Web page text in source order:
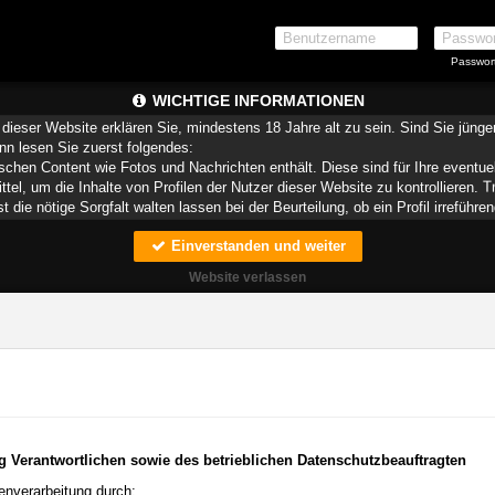
WICHTIGE INFORMATIONEN
Website erklären Sie, mindestens 18 Jahre alt zu sein. Sind Sie
lesen Sie zuerst folgendes:
Content wie Fotos und Nachrichten enthält. Diese sind für Ihre
um die Inhalte von Profilen der Nutzer dieser Website zu kontrollieren.
nötige Sorgfalt walten lassen bei der Beurteilung, ob ein Profil
die zusammen mit den eigentlich angeforderten Daten aus dem
Sie wissen schließlich nie, ob diese gute oder schlechte
Kommunizieren Sie daher über diese Website immer
dienen lediglich dem Austausch von Nachrichten; physische
die einen Filter für bestimmte Netzinhalte anbieten. Erkundigen Sie sich bei
Ihres Internetbrowsers vertraut, so dass Sie nachsehen können,
Einverstanden und weiter
Website verlassen
Verantwortlichen sowie des betrieblichen Datenschutzbeauftragten
durch: